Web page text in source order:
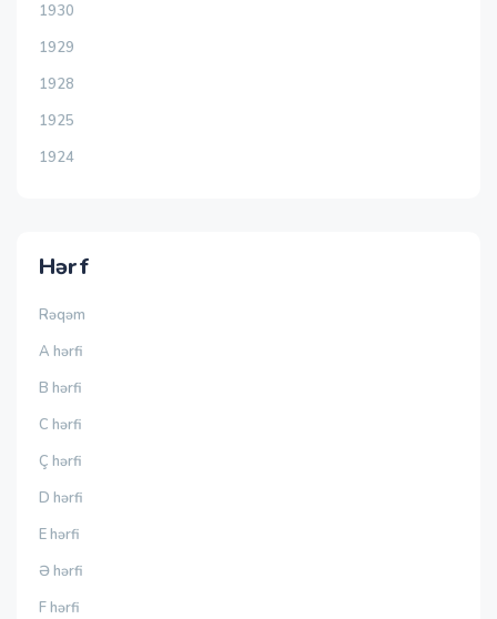
1930
1929
1928
1925
1924
Hərf
Rəqəm
A hərfi
B hərfi
C hərfi
Ç hərfi
D hərfi
E hərfi
Ə hərfi
F hərfi